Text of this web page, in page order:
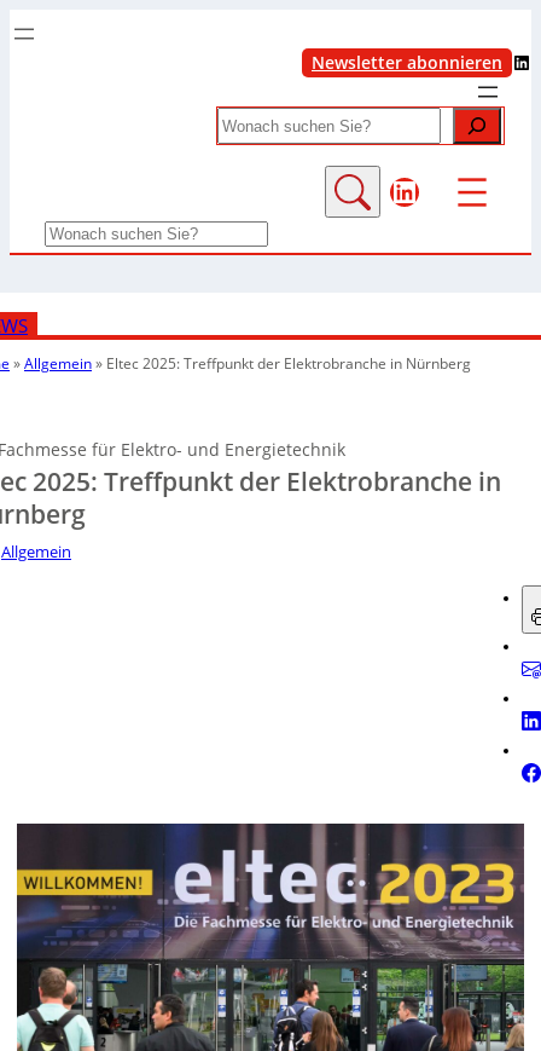
Newsletter abonnieren LinkedIn
Search
LinkedIn
Search
»Allgemein» Eltec 2025: Treffpunkt der Elektrobranche in Nürnberg
für Elektro- und Energietechnik
2025: Treffpunkt der Elektrobranche in
Allgemein